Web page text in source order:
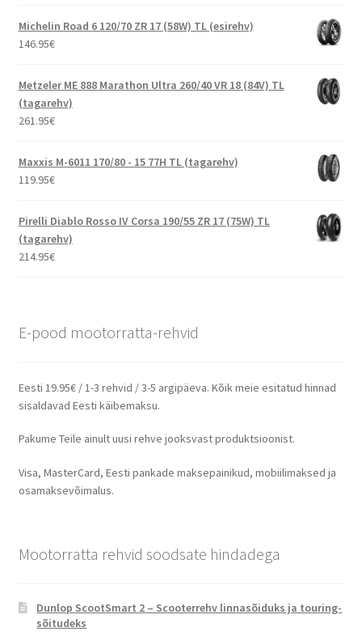
Michelin Road 6 120/70 ZR 17 (58W) TL (esirehv)
146.95€
Metzeler ME 888 Marathon Ultra 260/40 VR 18 (84V) TL
(tagarehv)
261.95€
Maxxis M-6011 170/80 - 15 77H TL (tagarehv)
119.95€
Pirelli Diablo Rosso IV Corsa 190/55 ZR 17 (75W) TL
(tagarehv)
214.95€
E-pood mootorratta-rehvid
Eesti 19.95€ / 1-3 rehvid / 3-5 argipäeva. Kõik meie esitatud hinnad
sisaldavad Eesti käibemaksu.
Pakume Teile ainult uusi rehve jooksvast produktsioonist.
Visa, MasterCard, Eesti pankade maksepainikud, mobiilimaksed ja
osamaksevõimalus.
Mootorratta rehvid soodsate hindadega
Dunlop ScootSmart 2 – Scooterrehv linnasõiduks ja touring-
sõitudeks